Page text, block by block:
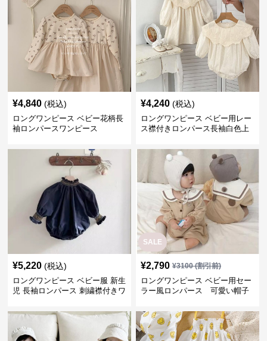
¥4,840 (税込)
ロングワンピース ベビー花柄長
袖ロンパースワンピース
¥4,240 (税込)
ロングワンピース ベビー用レー
ス襟付きロンパース長袖白色上
¥5,220 (税込)
ロングワンピース ベビー服 新生
児 長袖ロンパース 刺繍襟付きワ
SALE
¥2,790 ¥3100(割引前)
ロングワンピース ベビー用セー
ラー風ロンパース 可愛い帽子